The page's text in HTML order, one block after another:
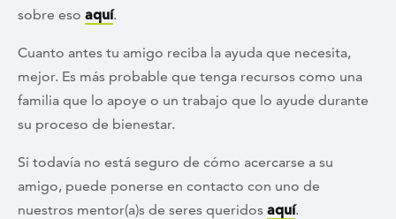
sobre eso aquí.
Cuanto antes tu amigo reciba la ayuda que necesita,
mejor. Es más probable que tenga recursos como una
familia que lo apoye o un trabajo que lo ayude durante
su proceso de bienestar.
Si todavía no está seguro de cómo acercarse a su
amigo, puede ponerse en contacto con uno de
nuestros mentor(a)s de seres queridos aquí.